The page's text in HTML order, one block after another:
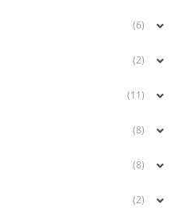
(6)
(2)
(11)
(8)
(8)
(2)